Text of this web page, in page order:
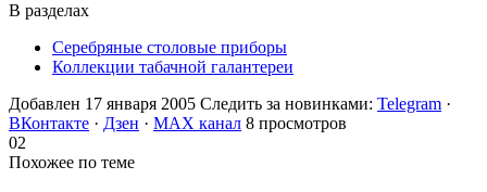
В разделах
Серебряные столовые приборы
Коллекции табачной галантереи
Добавлен 17 января 2005 Следить за новинками: Telegram ·
ВКонтакте · Дзен · MAX канал 8 просмотров
02
Похожее по теме